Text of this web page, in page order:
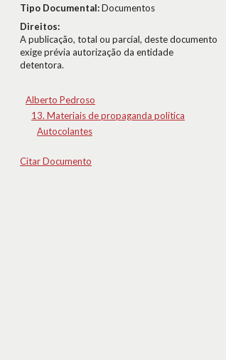
Tipo Documental:Documentos
Direitos:
A publicação, total ou parcial, deste documento
exige prévia autorização da entidade
detentora.
Alberto Pedroso
13. Materiais de propaganda política
Autocolantes
Citar Documento